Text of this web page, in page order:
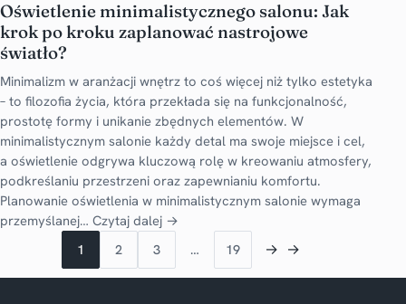
Oświetlenie minimalistycznego salonu: Jak
krok po kroku zaplanować nastrojowe
światło?
Minimalizm w aranżacji wnętrz to coś więcej niż tylko estetyka
– to filozofia życia, która przekłada się na funkcjonalność,
prostotę formy i unikanie zbędnych elementów. W
minimalistycznym salonie każdy detal ma swoje miejsce i cel,
a oświetlenie odgrywa kluczową rolę w kreowaniu atmosfery,
podkreślaniu przestrzeni oraz zapewnianiu komfortu.
Planowanie oświetlenia w minimalistycznym salonie wymaga
przemyślanej… Czytaj dalej →
1 2 3 … 19 → →